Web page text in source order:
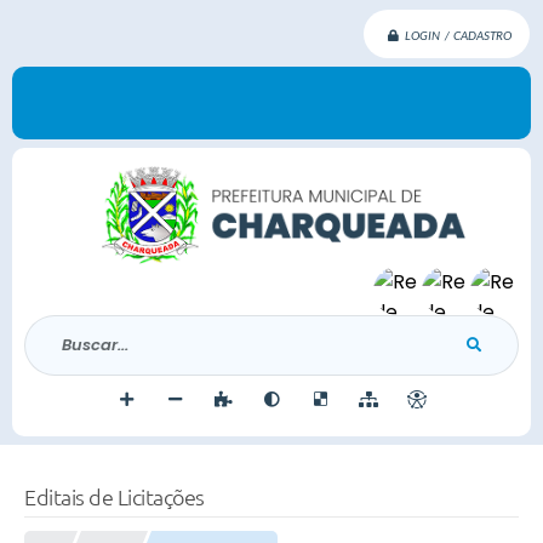
LOGIN / CADASTRO
Buscar...
Editais de Licitações